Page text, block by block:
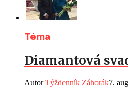
Téma
Diamantová
AutorTýždenník Záhorák7.